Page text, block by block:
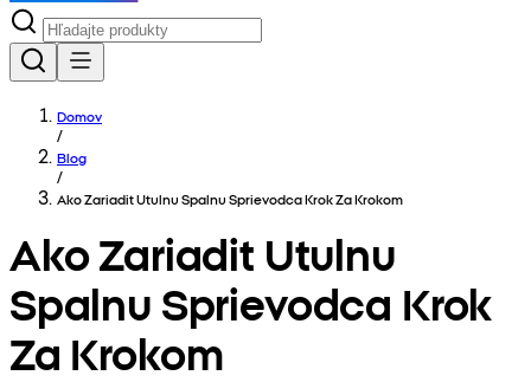
Domov
/
Blog
/
Ako Zariadit Utulnu Spalnu Sprievodca Krok Za Krokom
Ako Zariadit Utulnu
Spalnu Sprievodca Krok
Za Krokom